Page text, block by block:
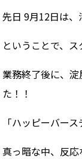
先日 9月12日は
ということで、
業務終了後に、
た！！
「ハッピーバー
真っ暗な中、反